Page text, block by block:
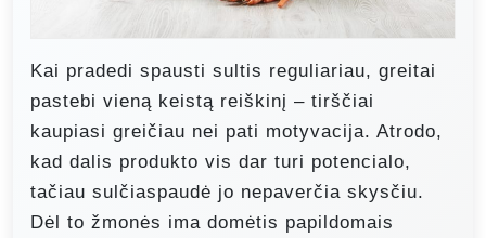
Kai pradedi spausti sultis reguliariau, greitai
pastebi vieną keistą reiškinį – tirščiai
kaupiasi greičiau nei pati motyvacija. Atrodo,
kad dalis produkto vis dar turi potencialo,
tačiau sulčiaspaudė jo nepaverčia skysčiu.
Dėl to žmonės ima domėtis papildomais